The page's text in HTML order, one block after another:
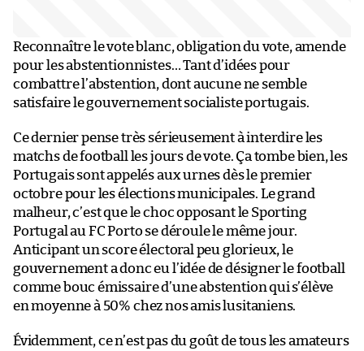
Reconnaître le vote blanc, obligation du vote, amende
pour les abstentionnistes… Tant d’idées pour
combattre l’abstention, dont aucune ne semble
satisfaire le gouvernement socialiste portugais.
Ce dernier pense très sérieusement à interdire les
matchs de football les jours de vote. Ça tombe bien, les
Portugais sont appelés aux urnes dès le premier
octobre pour les élections municipales. Le grand
malheur, c’est que le choc opposant le Sporting
Portugal au FC Porto se déroule le même jour.
Anticipant un score électoral peu glorieux, le
gouvernement a donc eu l’idée de désigner le football
comme bouc émissaire d’une abstention qui s’élève
en moyenne à 50% chez nos amis lusitaniens.
Évidemment, ce n’est pas du goût de tous les amateurs